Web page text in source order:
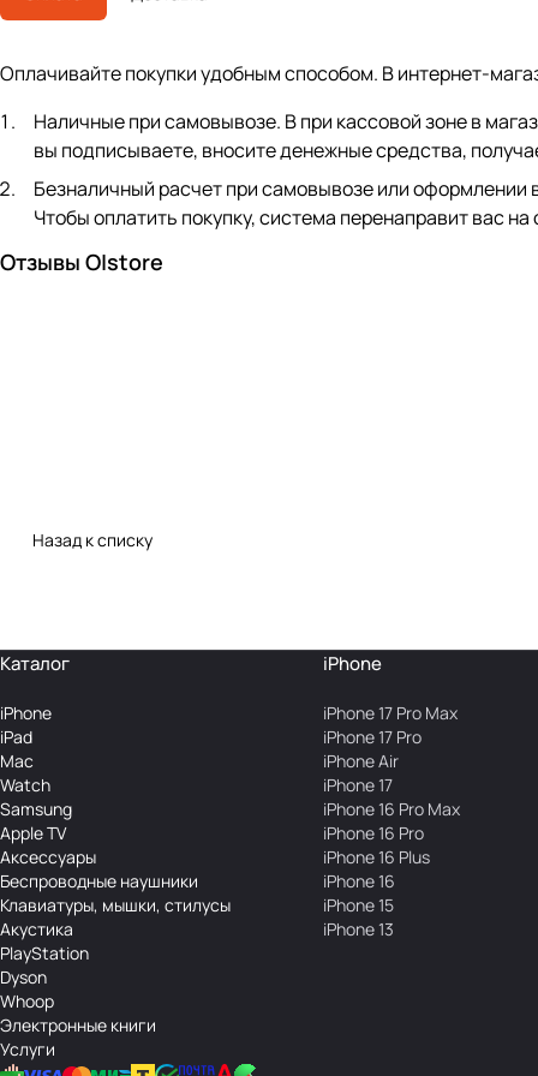
Оплачивайте покупки удобным способом. В интернет-
Наличные при самовывозе. В при кассовой зоне в
вы подписываете, вносите денежные средства,
Безналичный расчет при самовывозе или оформлении
Чтобы оплатить покупку, система перенаправит вас
Отзывы O|store
Назад к списку
Каталог
iPhone
iPad
Mac
Watch
Samsung
Apple TV
Аксесcуары
Беcпроводные наушники
Клавиатуры, мышки, стилусы
Акустика
PlayStation
Dyson
Whoop
Электронные книги
Услуги
iPhone
iPhone 17 Pro Max
iPhone 17 Pro
iPhone Air
iPhone 17
iPhone 16 Pro Max
iPhone 16 Pro
iPhone 16 Plus
iPhone 16
iPhone 15
iPhone 13